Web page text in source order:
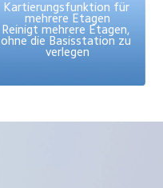
Kartierungsfunktion für
mehrere Etagen
Reinigt mehrere Etagen,
ohne die Basisstation zu
verlegen